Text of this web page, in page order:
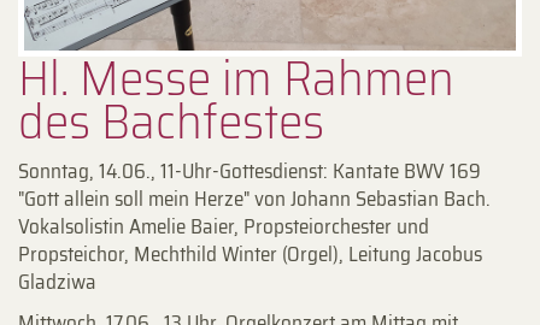
Hl. Messe im Rahmen
des Bachfestes
Sonntag, 14.06., 11-Uhr-Gottesdienst: Kantate BWV 169
"Gott allein soll mein Herze" von Johann Sebastian Bach.
Vokalsolistin Amelie Baier, Propsteiorchester und
Propsteichor, Mechthild Winter (Orgel), Leitung Jacobus
Gladziwa